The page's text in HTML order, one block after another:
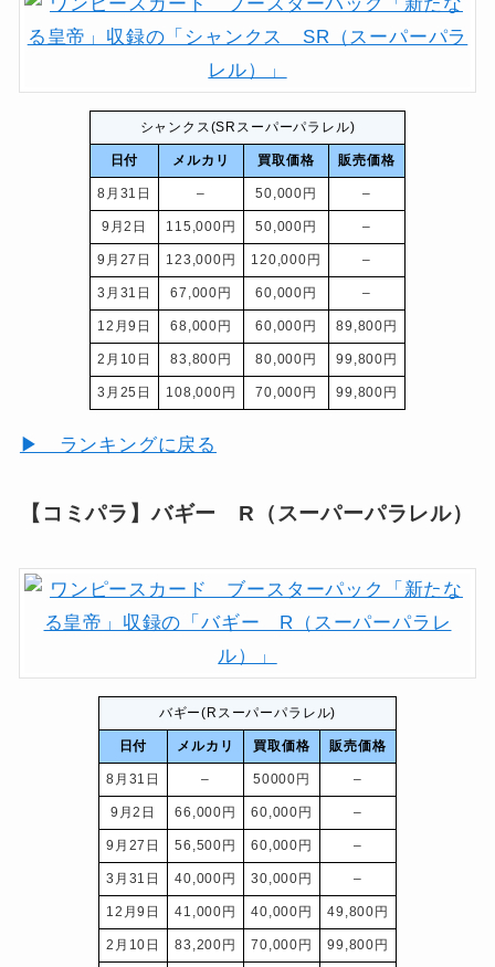
シャンクス(SRスーパーパラレル)
日付 メルカリ 買取価格 販売価格
8月31日 – 50,000円 –
9月2日 115,000円 50,000円 –
9月27日 123,000円 120,000円 –
3月31日 67,000円 60,000円 –
12月9日 68,000円 60,000円 89,800円
2月10日 83,800円 80,000円 99,800円
3月25日 108,000円 70,000円 99,800円
▶ ランキングに戻る
【コミパラ】バギー R（スーパーパラレル）
バギー(Rスーパーパラレル)
日付 メルカリ 買取価格 販売価格
8月31日 – 50000円 –
9月2日 66,000円 60,000円 –
9月27日 56,500円 60,000円 –
3月31日 40,000円 30,000円 –
12月9日 41,000円 40,000円 49,800円
2月10日 83,200円 70,000円 99,800円